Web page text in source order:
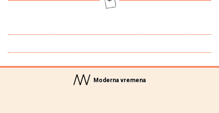
Moderna vremena